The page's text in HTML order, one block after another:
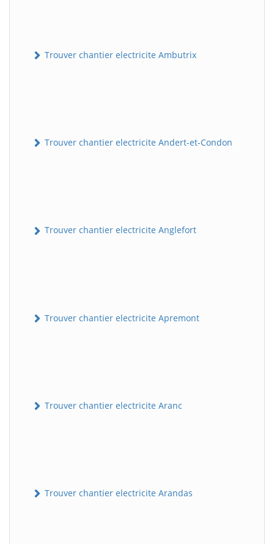
Trouver chantier electricite Ambutrix
Trouver chantier electricite Andert-et-Condon
Trouver chantier electricite Anglefort
Trouver chantier electricite Apremont
Trouver chantier electricite Aranc
Trouver chantier electricite Arandas